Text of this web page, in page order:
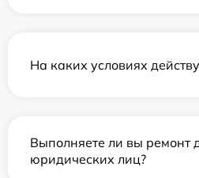
На каких условиях
Выполняете ли вы ремонт
юридических лиц?